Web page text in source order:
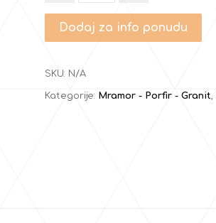
Dodaj za info ponudu
SKU: N/A
Kategorije: Mramor - Porfir - Granit,